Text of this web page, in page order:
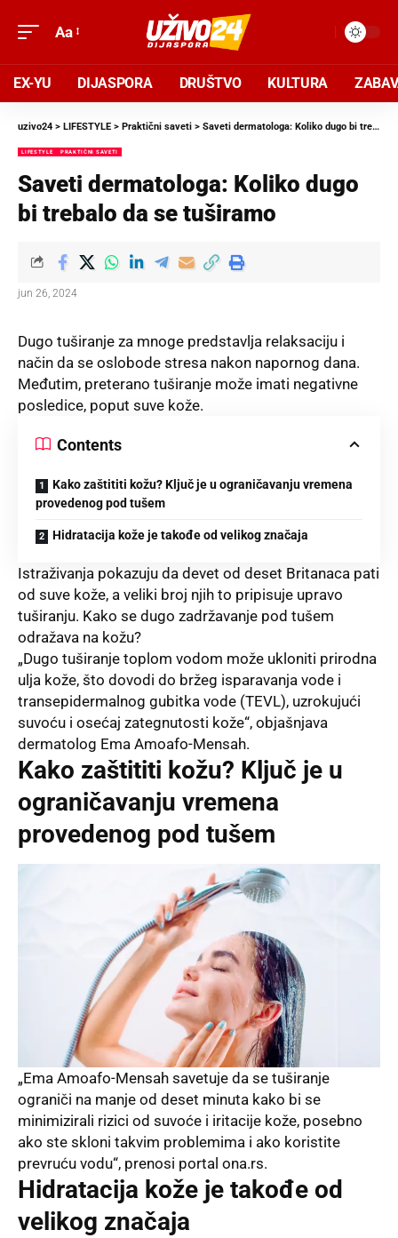
Aa
EX-YU DIJASPORA DRUŠTVO KULTURA
uzivo24 > LIFESTYLE > Praktični saveti > Saveti dermatologa: Koliko dugo bi trebalo da se tuširamo
LIFESTYLE PRAKTIČNI SAVETI
Saveti dermatologa: Koliko dugo
bi trebalo da se tuširamo
jun 26, 2024
Dugo tuširanje za mnoge predstavlja relaksaciju i
način da se oslobode stresa nakon napornog dana.
Međutim, preterano tuširanje može imati negativne
posledice, poput suve kože.
Contents
Kako zaštititi kožu? Ključ je u ograničavanju vremena
provedenog pod tušem
Hidratacija kože je takođe od velikog značaja
Istraživanja pokazuju da devet od deset Britanaca pati
od suve kože, a veliki broj njih to pripisuje upravo
tuširanju. Kako se dugo zadržavanje pod tušem
odražava na kožu?
„Dugo tuširanje toplom vodom može ukloniti prirodna
ulja kože, što dovodi do bržeg isparavanja vode i
transepidermalnog gubitka vode (TEVL), uzrokujući
suvoću i osećaj zategnutosti kože“, objašnjava
dermatolog Ema Amoafo-Mensah.
Kako zaštititi kožu? Ključ je u
ograničavanju vremena
provedenog pod tušem
„Ema Amoafo-Mensah savetuje da se tuširanje
ograniči na manje od deset minuta kako bi se
minimizirali rizici od suvoće i iritacije kože, posebno
ako ste skloni takvim problemima i ako koristite
prevruću vodu“, prenosi portal ona.rs.
Hidratacija kože je takođe od
velikog značaja